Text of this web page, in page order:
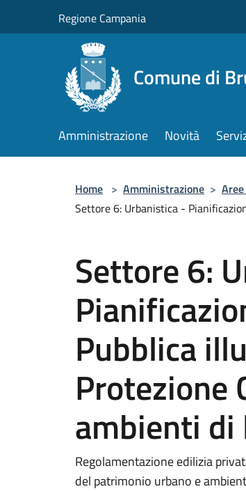
Regione Campania
Comune di
Amministrazione Novità
Home > Amministrazione >
Settore 6: Urbanistica -
Settore 6:
Pubblica
Protezione
ambienti di
Regolamentazione edilizia
del patrimonio urbano e